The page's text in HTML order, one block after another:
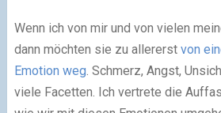
Wenn ich von mir und von vielen
dann möchten sie zu allererst von
Emotion weg. Schmerz, Angst,
viele Facetten. Ich vertrete die